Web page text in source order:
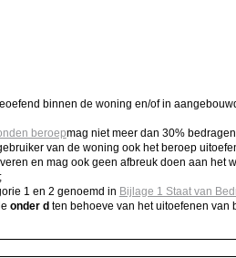
binnen de woning en/of in
beroepmag niet meer dan 30%
van de woning ook het beroep
en mag ook geen afbreuk doen aan het
1 en 2 genoemd in Bijlage 1 Staat van
onder d ten behoeve van het uitoefenen van